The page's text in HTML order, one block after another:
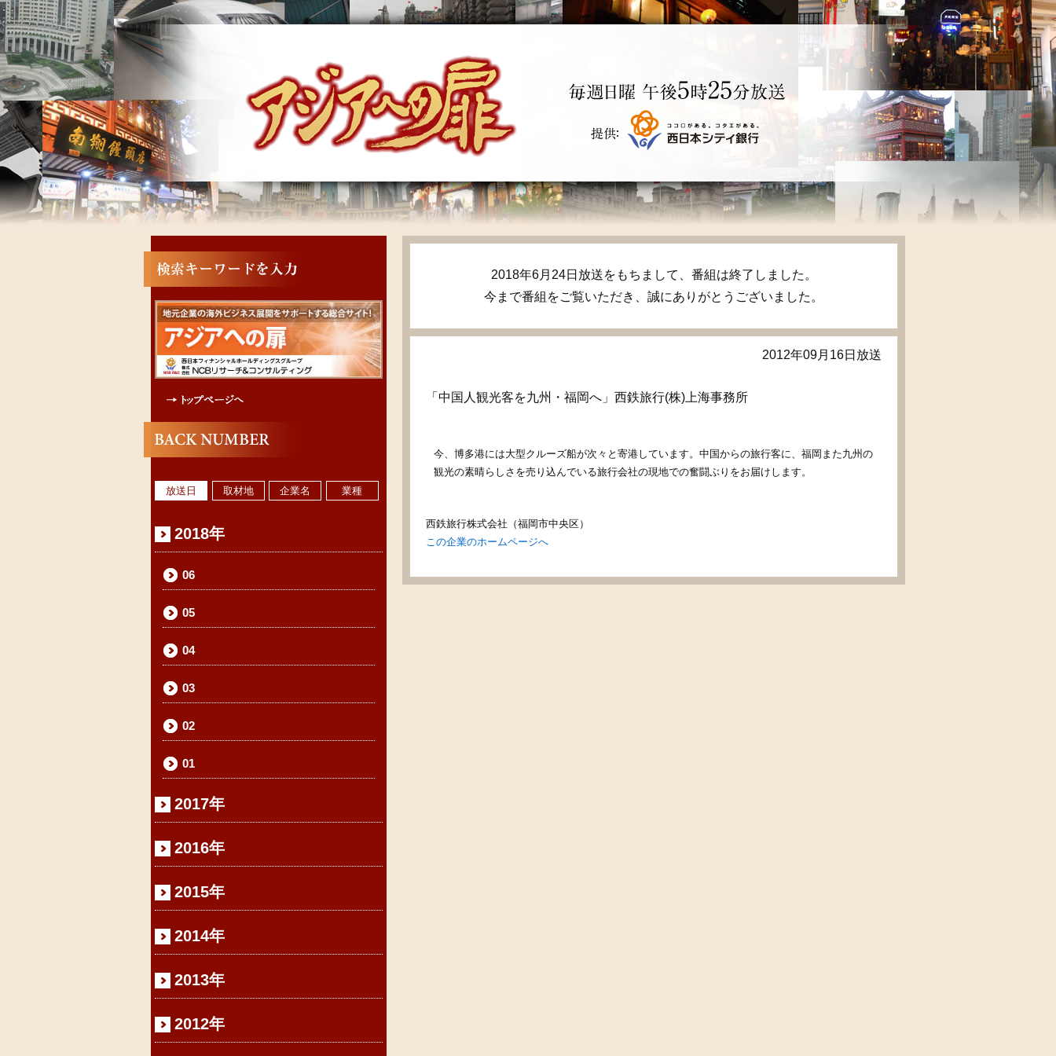
放送日 取材地 企業名 業種
2018年
06
05
04
03
02
01
2017年
2016年
2015年
2014年
2013年
2012年
2018年6月24日放送をもちまして、番組は終了しました。
今まで番組をご覧いただき、誠にありがとうございました。
2012年09月16日放送
「中国人観光客を九州・福岡へ」西鉄旅行(株)上海事務所
今、博多港には大型クルーズ船が次々と寄港しています。中国からの旅行客に、福岡また九州の
観光の素晴らしさを売り込んでいる旅行会社の現地での奮闘ぶりをお届けします。
西鉄旅行株式会社（福岡市中央区）
この企業のホームページへ